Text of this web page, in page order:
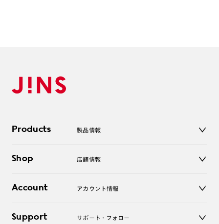
Products 製品情報
サングラス
コンタクトレンズ
アクセサリー
Shop 店舗情報
オンラインショップ
Account アカウント情報
ログアウト
Support サポート・フォロー